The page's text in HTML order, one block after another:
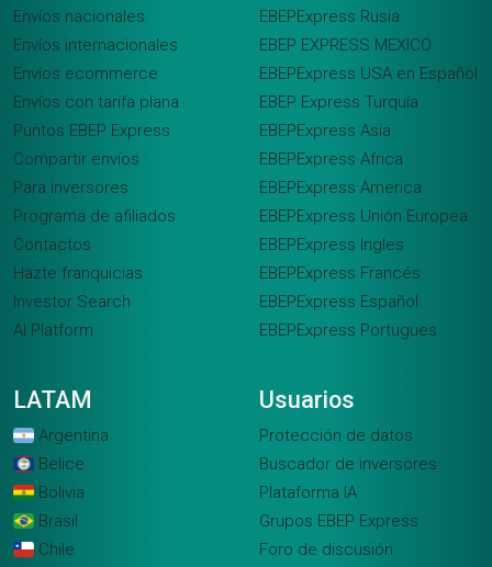
Envíos nacionales
Envíos internacionales
Envíos ecommerce
Envíos con tarifa plana
Puntos EBEP Express
Compartir envíos
Para inversores
Programa de afiliados
Contactos
Hazte franquicias
Investor Search
AI Platform
EBEPExpress Rusia
EBEP EXPRESS MEXICO
EBEPExpress USA en Español
EBEP Express Turquía
EBEPExpress Asia
EBEPExpress Africa
EBEPExpress America
EBEPExpress Unión Europea
EBEPExpress Ingles
EBEPExpress Francés
EBEPExpress Español
EBEPExpress Portugues
LATAM
Argentina
Belice
Bolivia
Brasil
Chile
Usuarios
Protección de datos
Buscador de inversores
Plataforma IA
Grupos EBEP Express
Foro de discusión